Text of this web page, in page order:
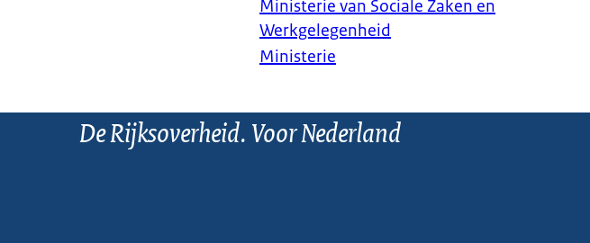
Ministerie van Sociale Zaken en
Werkgelegenheid
Ministerie
De Rijksoverheid. Voor Nederland